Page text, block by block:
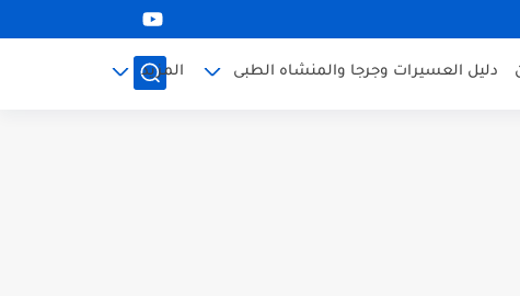
دليل العسيرات وجرجا والمنشاه الطبى المزيد